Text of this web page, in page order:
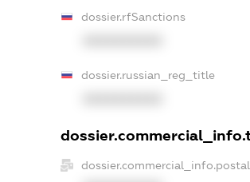
dossier.rfSanctions
dossier.russian_reg_title